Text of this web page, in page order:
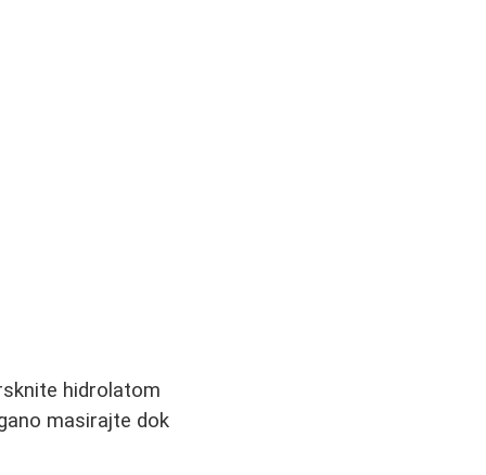
hidrolatom
masirajte dok